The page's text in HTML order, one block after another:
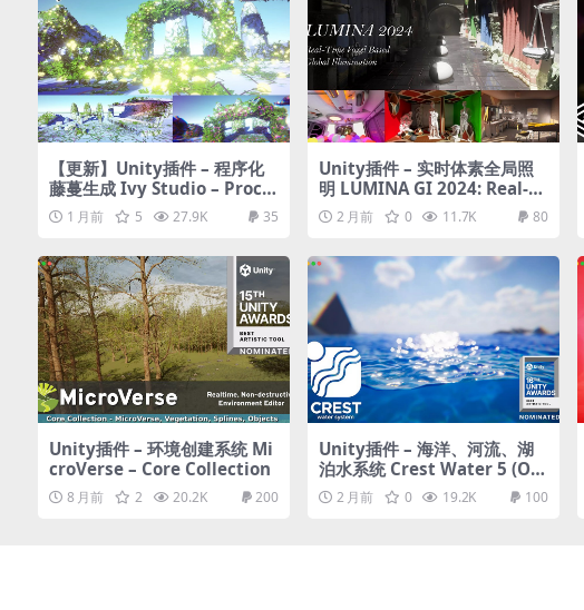
【更新】Unity插件 – 程序化
藤蔓生成 Ivy Studio – Proce
dural vine generation
1 月前 5 27.9K 35
Unity插件 – 实时体素全局照
明 LUMINA GI 2024: Real-Ti
me Voxel Global Illuminati
on
2 月前 0 11.7K 80
Unity插件 – 环境创建系统 Mi
croVerse – Core Collection
8 月前 2 20.2K 200
Unity插件 – 海洋、河流、湖
泊水系统 Crest Water 5 (Oc
eans, Rivers, Lakes)
2 月前 0 19.2K 100